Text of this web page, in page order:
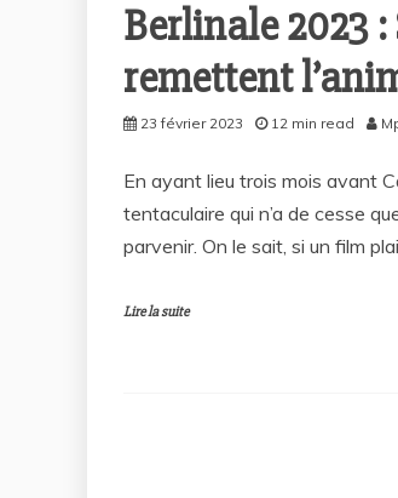
Berlinale 2023
remettent
23 février 2023 12 min read
En ayant lieu trois mois avant
tentaculaire qui n’a de cesse
parvenir. On le sait, si un film
Lire la suite